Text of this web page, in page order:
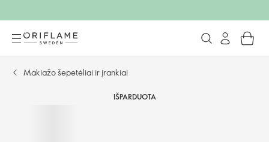
Makiažo šepetėliai ir įrankiai
IŠPARDUOTA